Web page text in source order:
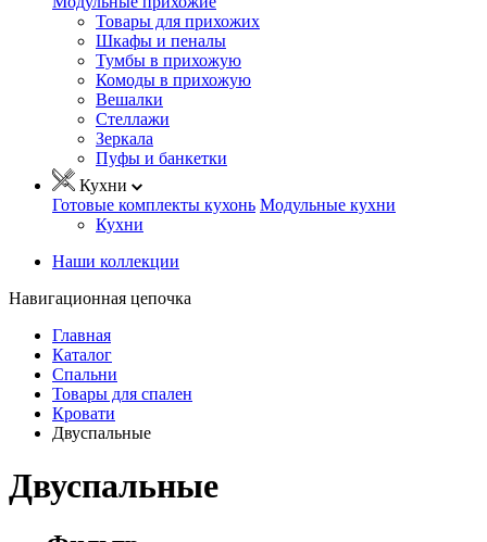
Товары для прихожих
Шкафы и пеналы
Тумбы в прихожую
Комоды в прихожую
Вешалки
Стеллажи
Зеркала
Пуфы и банкетки
Кухни
Готовые комплекты кухонь Модульные кухни
Кухни
Наши коллекции
Навигационная цепочка
Главная
Каталог
Спальни
Товары для спален
Кровати
Двуспальные
Двуспальные